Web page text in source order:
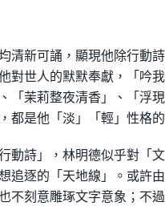
清新可誦，顯現他除行動
對世人的默默奉獻，「吟
「茉莉整夜清香」、「浮
都是他「淡」「輕」性格
動詩」，林明德似乎對「
追逐的「天地線」。或許
不刻意雕琢文字意象；不